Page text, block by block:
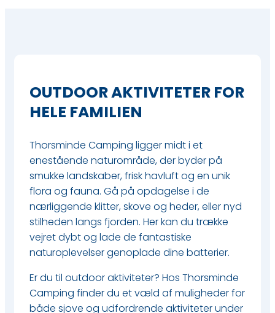
OUTDOOR AKTIVITETER FOR
HELE FAMILIEN
Thorsminde Camping ligger midt i et
enestående naturområde, der byder på
smukke landskaber, frisk havluft og en unik
flora og fauna. Gå på opdagelse i de
nærliggende klitter, skove og heder, eller nyd
stilheden langs fjorden. Her kan du trække
vejret dybt og lade de fantastiske
naturoplevelser genoplade dine batterier.
Er du til outdoor aktiviteter? Hos Thorsminde
Camping finder du et væld af muligheder for
både sjove og udfordrende aktiviteter under